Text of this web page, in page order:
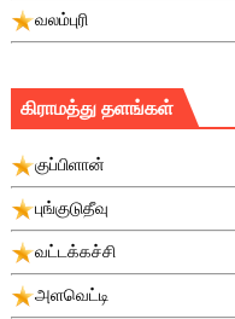
வலம்புரி
கிராமத்து தளங்கள்
குப்பிளான்
புங்குடுதீவு
வட்டக்கச்சி
அளவெட்டி